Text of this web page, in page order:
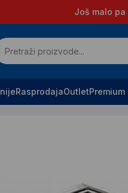
Još malo
RasprodajaOutletPremium